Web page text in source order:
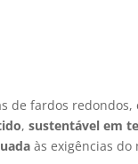
de fardos redondos,
,sustentável em
às exigências do